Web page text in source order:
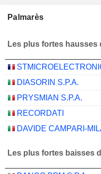
Palmarès
Les plus fortes hausses
DIASORIN S.P.A.
PRYSMIAN S.P.A.
RECORDATI
Les plus fortes baisses